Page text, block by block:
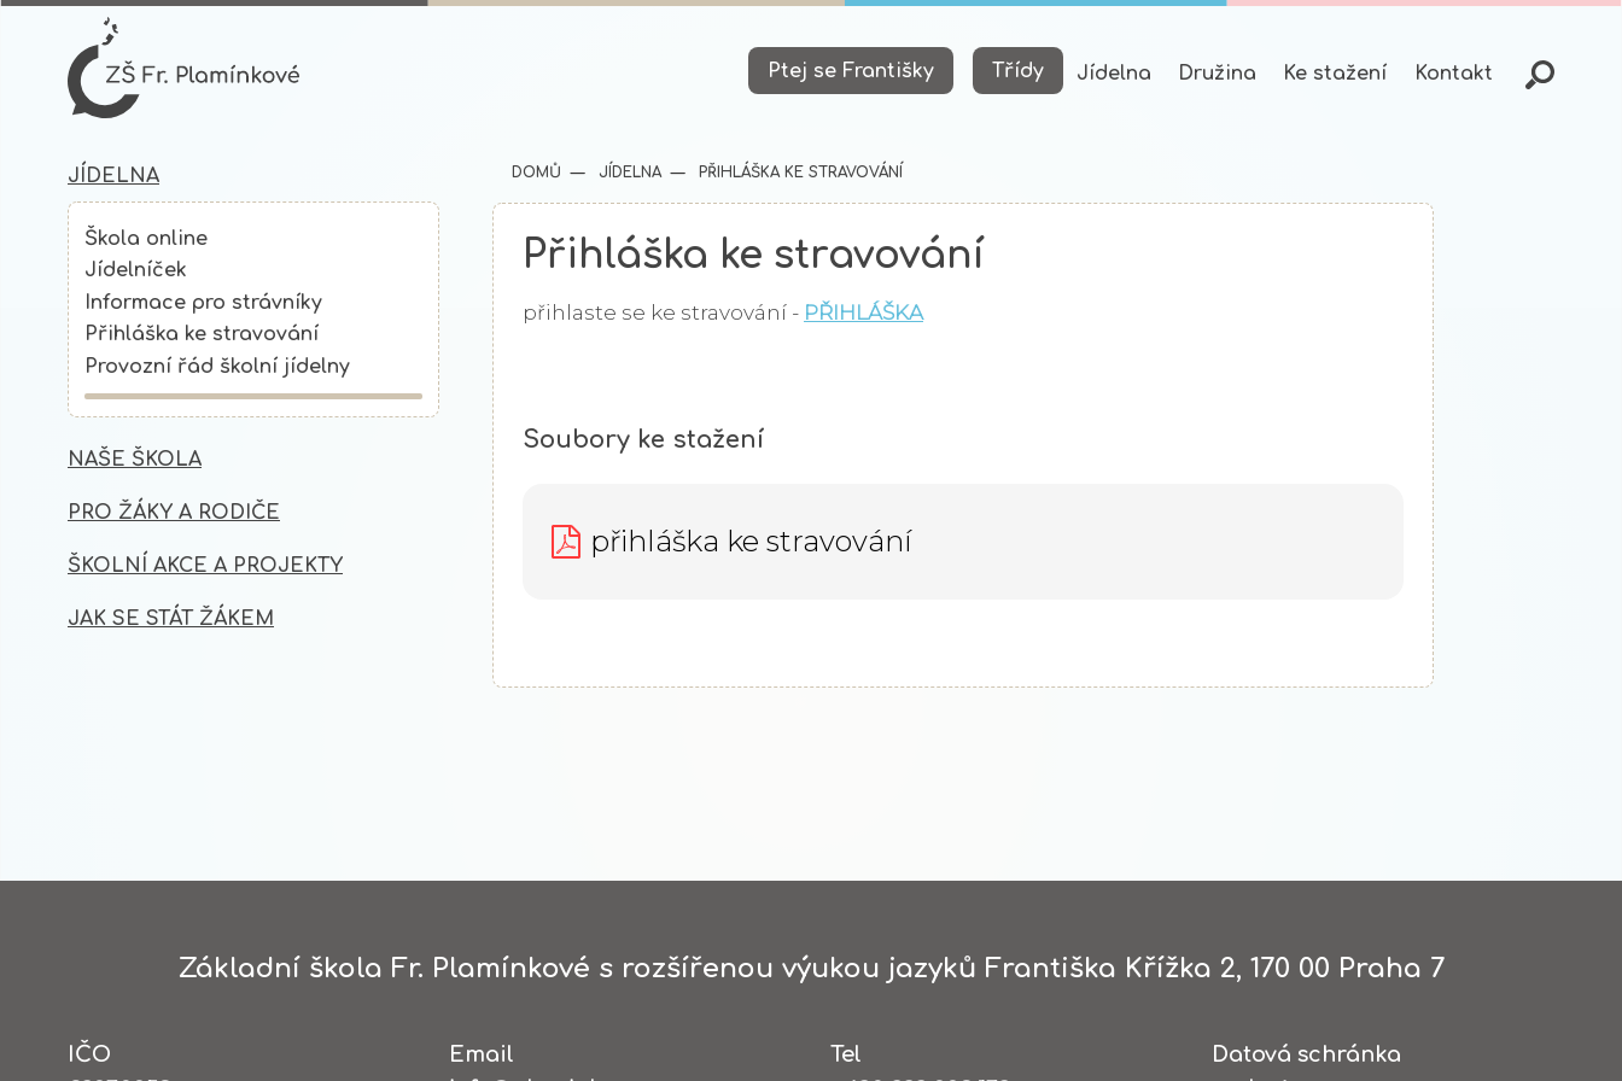
Ptej se Františky Třídy Jídelna Družina Ke stažení Kontakt
JÍDELNA
Škola online
Jídelníček
Informace pro strávníky
Přihláška ke stravování
Provozní řád školní jídelny
NAŠE ŠKOLA
PRO ŽÁKY A RODIČE
ŠKOLNÍ AKCE A PROJEKTY
JAK SE STÁT ŽÁKEM
DOMŮ JÍDELNA PŘIHLÁŠKA KE STRAVOVÁNÍ
Přihláška ke stravování
přihlaste se ke stravování - PŘIHLÁŠKA
Soubory ke stažení
přihláška ke stravování
Základní škola Fr. Plamínkové s rozšířenou výukou jazyků Františka Křížka 2, 170 00 Praha 7
IČO Email Tel Datová schránka